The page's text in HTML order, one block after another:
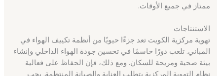
ممتاز في جميع الأوقات.
الاستنتاجات
تهوية مركزية الكويت تعد جزءًا حيويًا من أنظمة تكييف الهواء في
المباني. تلعب دورًا حاسمًا في تحسين جودة الهواء الداخلي وإنشاء
بيئة صحية ومريحة للسكان. ومع ذلك، فإن الحفاظ على فعالية
نظام التهوية المركزية يتطلب العناية والصيانة المنتظمة. يجب